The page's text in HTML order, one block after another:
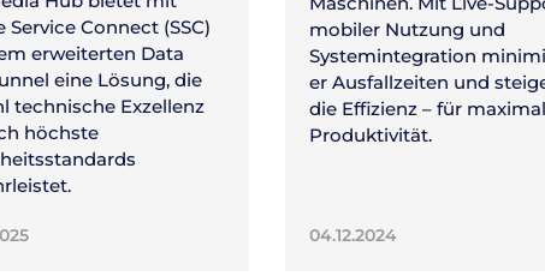
Service Connect (SSC)
erweiterten Data
eine Lösung, die
technische Exzellenz
höchste
mobiler Nutzung und
Systemintegration
er Ausfallzeiten und
die Effizienz – für
Produktivität.
04.12.2024